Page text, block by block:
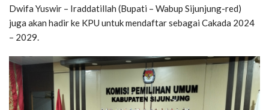
Dwifa Yuswir – Iraddatillah (Bupati – Wabup Sijunjung-red)
juga akan hadir ke KPU untuk mendaftar sebagai Cakada 2024
– 2029.